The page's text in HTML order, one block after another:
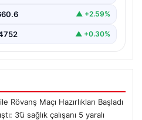
▲ +2.59%
▲ +0.30%
Rövanş Maçı Hazırlıkları Başladı
3’ü sağlık çalışanı 5 yaralı